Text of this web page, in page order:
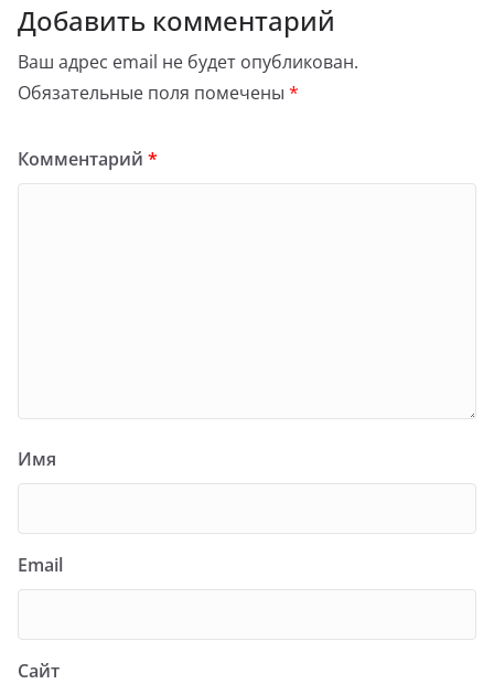
Добавить комментарий
Ваш адрес email не будет опубликован.
Обязательные поля помечены *
Комментарий *
Имя
Email
Сайт